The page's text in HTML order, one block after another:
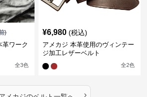
)
革ワーク
全3色
¥6,980 (税込)
アメカジ 本革使用のヴィンテー
ジ加工レザーベルト
全2色
›